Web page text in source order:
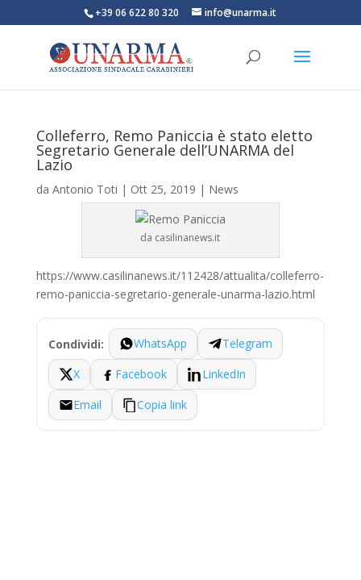
+39 06 622 80 320 info@unarma.it
Colleferro, Remo Paniccia è stato eletto
Segretario Generale dell’UNARMA del
Lazio
da Antonio Toti | Ott 25, 2019 | News
da casilinanews.it
https://www.casilinanews.it/112428/attualita/colleferro-
remo-paniccia-segretario-generale-unarma-lazio.html
Condividi: WhatsApp
Telegram
X
Facebook
LinkedIn
Email
Copia link